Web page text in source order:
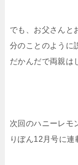
でも、お父さんと
分のことのように
だかんだで両親は
次回のハニーレモ
りぼん12月号に連